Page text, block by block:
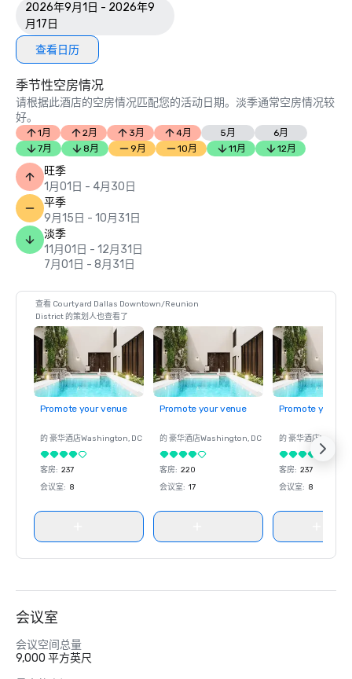
2026年9月1日 - 2026年9
月17日
查看日历
季节性空房情况
请根据此酒店的空房情况匹配您的活动日期。淡季通常空房情况较
好。
1月 2月 3月 4月 5月
6月
7月
8月 9月 10月 11月 12月
旺季
1月01日 - 4月30日
平季
9月15日 - 10月31日
淡季
11月01日 - 12月31日
7月01日 - 8月31日
查看 Courtyard Dallas Downtown/Reunion
District 的策划人也查看了
Promote your venue
的 豪华酒店Washington, DC
客房: 237
会议室: 8
Promote your venue
的 豪华酒店Washington, DC
客房: 220
会议室: 17
Promote your
的 豪华酒店
客房: 237
会议室: 8
会议室
会议空间总量
9,000 平方英尺